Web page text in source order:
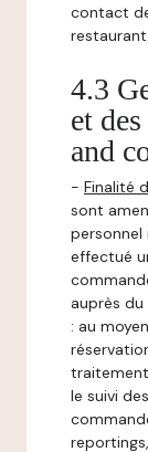
contact
restaurant.
4.3
et
and
- Finalité
sont
personnel
effectué
auprès
: au
le suivi